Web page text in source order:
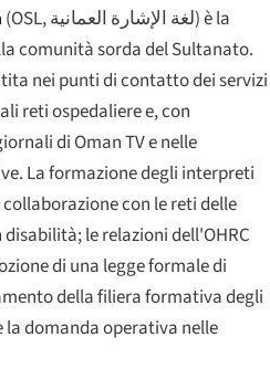
(OSL,لغة الإشارة العمانية) è la
comunità sorda del Sultanato.
nei punti di contatto dei servizi
reti ospedaliere e, con
di Oman TV e nelle
La formazione degli interpreti
con le reti delle
le relazioni dell'OHRC
di una legge formale di
della filiera formativa degli
domanda operativa nelle